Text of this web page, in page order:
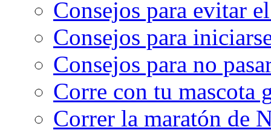
Consejos para evitar
Consejos para
Consejos para no
Corre con tu mascota
Correr la maratón de